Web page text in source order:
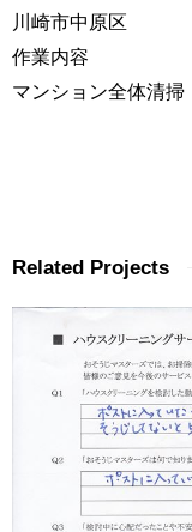
川崎市中原区
作業内容
マンション全体清掃
Related Projects